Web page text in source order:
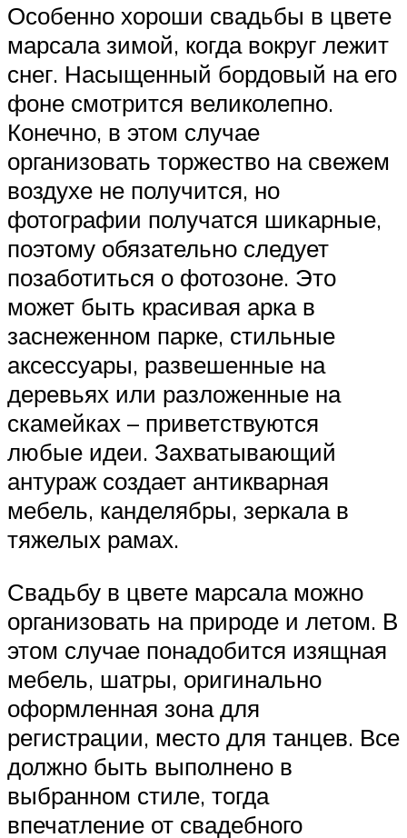
Особенно хороши свадьбы в цвете
марсала зимой, когда вокруг лежит
снег. Насыщенный бордовый на его
фоне смотрится великолепно.
Конечно, в этом случае
организовать торжество на свежем
воздухе не получится, но
фотографии получатся шикарные,
поэтому обязательно следует
позаботиться о фотозоне. Это
может быть красивая арка в
заснеженном парке, стильные
аксессуары, развешенные на
деревьях или разложенные на
скамейках – приветствуются
любые идеи. Захватывающий
антураж создает антикварная
мебель, канделябры, зеркала в
тяжелых рамах.
Свадьбу в цвете марсала можно
организовать на природе и летом. В
этом случае понадобится изящная
мебель, шатры, оригинально
оформленная зона для
регистрации, место для танцев. Все
должно быть выполнено в
выбранном стиле, тогда
впечатление от свадебного